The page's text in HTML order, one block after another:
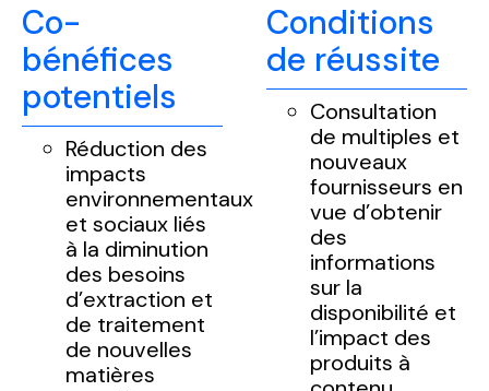
Co-
bénéfices
potentiels
Réduction des
impacts
environnementaux
et sociaux liés
à la diminution
des besoins
d’extraction et
de traitement
de nouvelles
matières
Conditions
de réussite
Consultation
de multiples et
nouveaux
fournisseurs en
vue d’obtenir
des
informations
sur la
disponibilité et
l’impact des
produits à